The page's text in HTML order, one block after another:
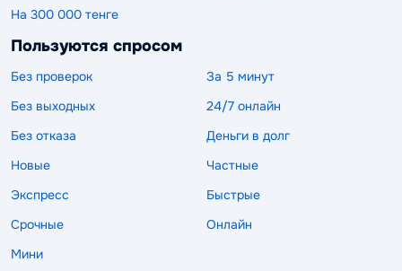
На 300 000 тенге
Пользуются спросом
Без проверок
За 5 минут
Без выходных
24/7 онлайн
Без отказа
Деньги в долг
Новые
Частные
Экспресс
Быстрые
Срочные
Онлайн
Мини